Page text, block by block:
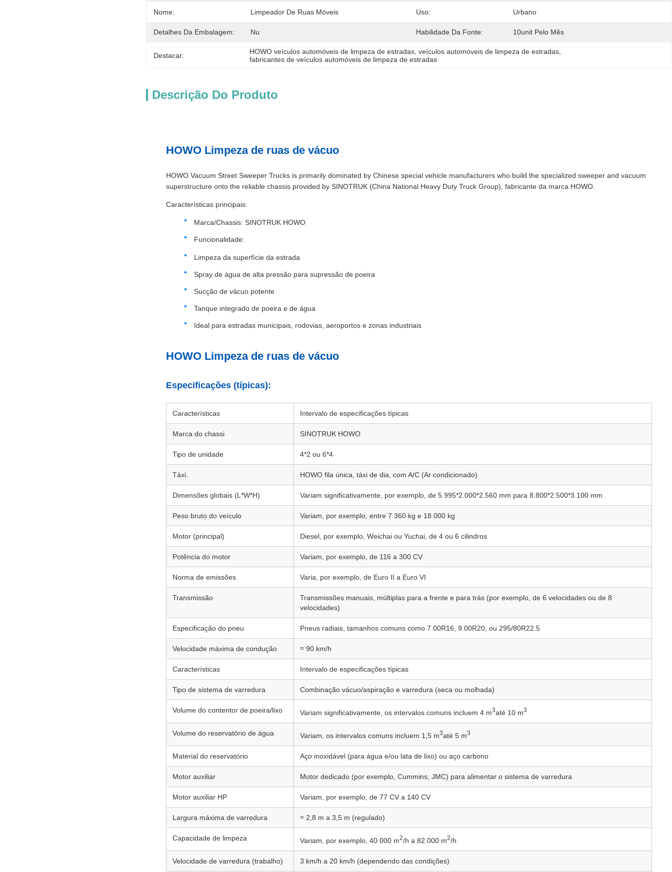
Nome: Limpeador De Ruas Móveis Uso: Urbano
Detalhes Da Embalagem: Nu Habilidade Da Fonte: 10unit Pelo Mês
Destacar: HOWO veículos automóveis de limpeza de estradas veículos automóveis de limpeza de estradas
fabricantes de veículos automóveis de limpeza de estradas
Descrição Do Produto
HOWO Limpeza de ruas de vácuo
HOWO Vacuum Street Sweeper Trucks is primarily dominated by Chinese special vehicle manufacturers who build the specialized sweeper and vacuum
superstructure onto the reliable chassis provided by SINOTRUK (China National Heavy Duty Truck Group), fabricante da marca HOWO.
Características principais:
Marca/Chassis: SINOTRUK HOWO
Funcionalidade:
Limpeza da superfície da estrada
Spray de água de alta pressão para supressão de poeira
Sucção de vácuo potente
Tanque integrado de poeira e de água
Ideal para estradas municipais, rodovias, aeroportos e zonas industriais
HOWO Limpeza de ruas de vácuo
Especificações (típicas):
Características Intervalo de especificações típicas
Marca do chassi SINOTRUK HOWO
Tipo de unidade 4*2 ou 6*4
Táxi. HOWO fila única, táxi de dia, com A/C (Ar condicionado)
Dimensões globais (L*W*H) Variam significativamente, por exemplo, de 5.995*2.000*2.560 mm para 8.800*2.500*3.100 mm
Peso bruto do veículo Variam, por exemplo, entre 7 360 kg e 18 000 kg
Motor (principal) Diesel, por exemplo, Weichai ou Yuchai, de 4 ou 6 cilindros
Potência do motor Variam, por exemplo, de 116 a 300 CV
Norma de emissões Varia, por exemplo, de Euro II a Euro VI
Transmissão
Transmissões manuais, múltiplas para a frente e para trás (por exemplo, de 6 velocidades ou de 8
velocidades)
Especificação do pneu Pneus radiais, tamanhos comuns como 7.00R16, 9.00R20, ou 295/80R22.5
Velocidade máxima de condução ≈ 90 km/h
Características Intervalo de especificações típicas
Tipo de sistema de varredura Combinação vácuo/aspiração e varredura (seca ou molhada)
Volume do contentor de poeira/lixo Variam significativamente, os intervalos comuns incluem 4 m3até 10 m3
Volume do reservatório de água Variam, os intervalos comuns incluem 1,5 m3até 5 m3
Material do reservatório Aço inoxidável (para água e/ou lata de lixo) ou aço carbono
Motor auxiliar Motor dedicado (por exemplo, Cummins, JMC) para alimentar o sistema de varredura
Motor auxiliar HP Variam, por exemplo, de 77 CV a 140 CV
Largura máxima de varredura ≈ 2,8 m a 3,5 m (regulado)
Capacidade de limpeza Variam, por exemplo, 40 000 m2/h a 82.000 m2/h
Velocidade de varredura (trabalho) 3 km/h a 20 km/h (dependendo das condições)